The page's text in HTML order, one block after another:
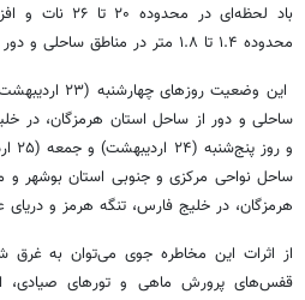
باد لحظه‌ای در
محدوده ۱.۴ تا ۱.۸ متر در مناطق ساحلی و دور از ساحل خبر داد.
ساحلی و دور از ساحل استان هرمزگان، در
و
ساحل نواحی مرکزی و جنوبی استان بوشهر و
هرمزگان، در خلیج فارس، تنگه هرمز و
از اثرات این مخاطره جوی می‌توان به
قفس‌های پرورش ماهی و تورهای صیادی،